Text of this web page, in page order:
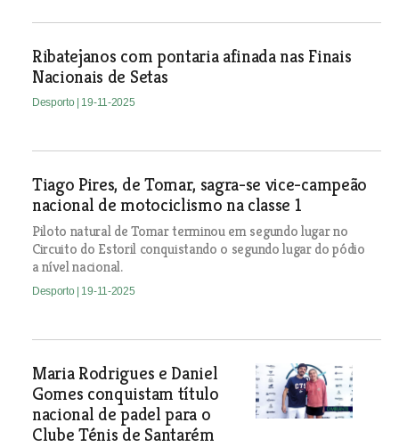
Ribatejanos com pontaria afinada nas Finais
Nacionais de Setas
Desporto | 19-11-2025
Tiago Pires, de Tomar, sagra-se vice-campeão
nacional de motociclismo na classe 1
Piloto natural de Tomar terminou em segundo lugar no
Circuito do Estoril conquistando o segundo lugar do pódio
a nível nacional.
Desporto | 19-11-2025
Maria Rodrigues e Daniel
Gomes conquistam título
nacional de padel para o
Clube Ténis de Santarém